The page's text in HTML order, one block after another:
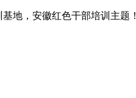
地，安徽红色干部培训主题！